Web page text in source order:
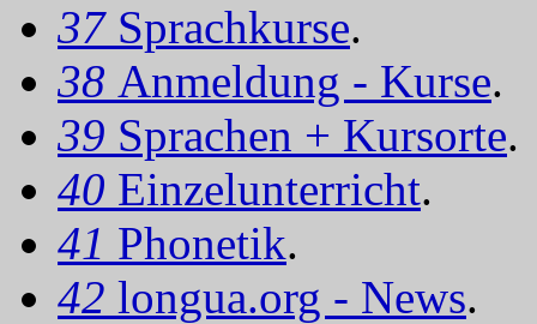
37 Sprachkurse.
38 Anmeldung - Kurse.
39 Sprachen + Kursorte.
40 Einzelunterricht.
41 Phonetik.
42 longua.org - News.